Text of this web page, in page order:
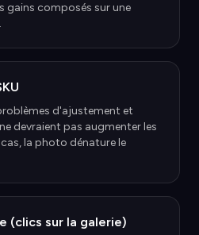
gains composés sur une
d'ajustement et
devraient pas augmenter les
la photo dénature le
(clics sur la galerie)